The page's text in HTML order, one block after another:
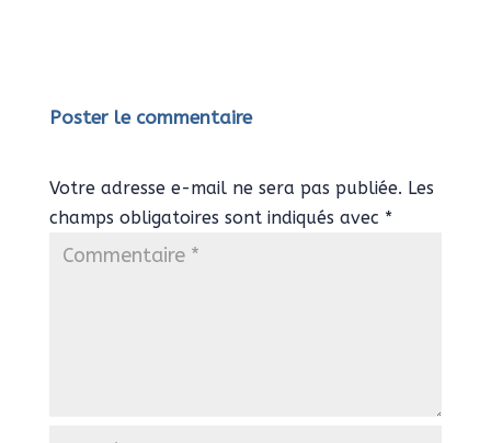
Poster le commentaire
Votre adresse e-mail ne sera pas publiée. Les
champs obligatoires sont indiqués avec *